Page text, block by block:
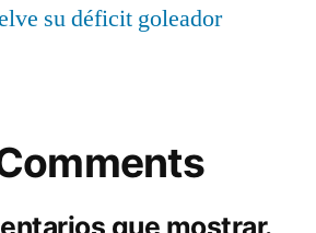
su déficit goleador
que mostrar.